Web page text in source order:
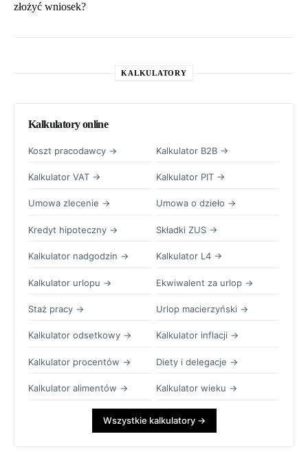
złożyć wniosek?
KALKULATORY
Kalkulatory online
Koszt pracodawcy → Kalkulator B2B →
Kalkulator VAT → Kalkulator PIT →
Umowa zlecenie → Umowa o dzieło →
Kredyt hipoteczny → Składki ZUS →
Kalkulator nadgodzin → Kalkulator L4 →
Kalkulator urlopu → Ekwiwalent za urlop →
Staż pracy → Urlop macierzyński →
Kalkulator odsetkowy → Kalkulator inflacji →
Kalkulator procentów → Diety i delegacje →
Kalkulator alimentów → Kalkulator wieku →
Wszystkie kalkulatory →